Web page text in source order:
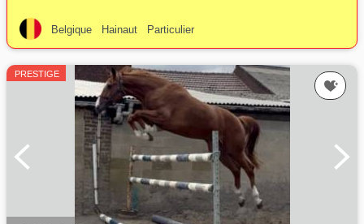
Belgique Hainaut Particulier
PRESTIGE